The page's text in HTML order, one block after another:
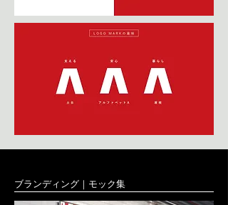
ブランディング｜モック集